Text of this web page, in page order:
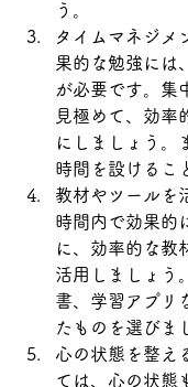
う。
タイムマネジメ
果的な勉強には
が必要です。集
見極めて、効率
にしましょう。
時間を設けるこ
教材やツールを
時間内で効果的
に、効率的な教
活用しましょう
書、学習アプリ
たものを選びま
心の状態を整え
ては、心の状態